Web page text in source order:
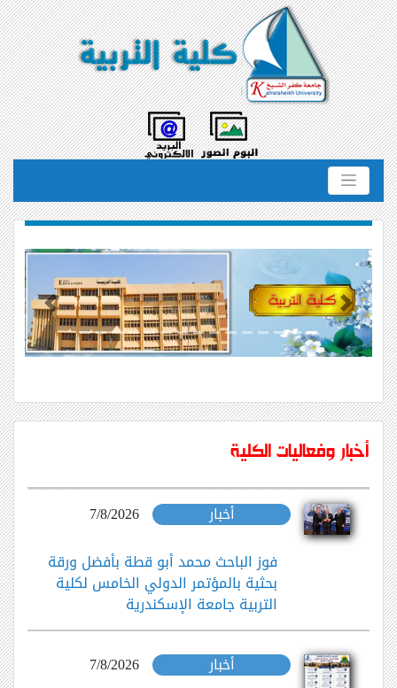
Previous Next
أخبار وفعاليات الكلية
أخبار
7/8/2026
فوز الباحث محمد أبو قطة بأفضل ورقة
بحثية بالمؤتمر الدولي الخامس لكلية
التربية جامعة الإسكندرية
أخبار
7/8/2026